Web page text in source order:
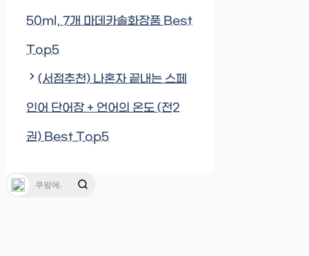
50ml, 7개 마데카솔화장품 Best
Top5
(서점추천) 나혼자 끝내는 스페
인어 단어장 + 언어의 온도 (전2
권) Best Top5